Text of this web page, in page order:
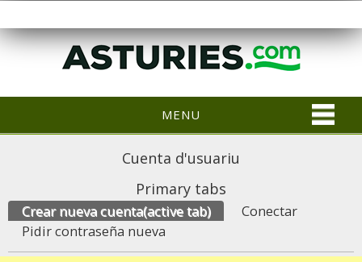
MENU
Cuenta d'usuariu
Primary tabs
Crear nueva cuenta(active tab)
Conectar
Pidir contraseña nueva